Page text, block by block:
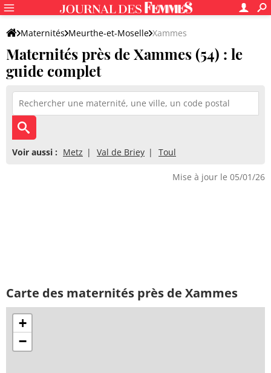
Maternités Meurthe-et-Moselle Xammes
Maternités près de Xammes (54) : le
guide complet
Voir aussi : Metz Val de Briey Toul
Mise à jour le 05/01/26
Carte des maternités près de Xammes
+
−